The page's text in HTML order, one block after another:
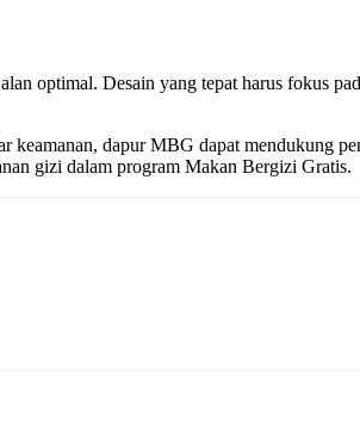
optimal. Desain yang tepat harus fokus
keamanan, dapur MBG dapat mendukung
gizi dalam program Makan Bergizi Gratis.